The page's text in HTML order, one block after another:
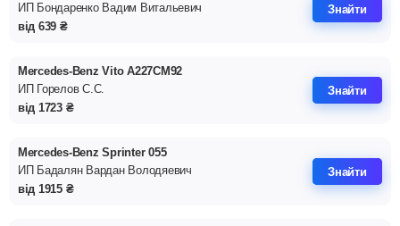
ИП Бондаренко Вадим Витальевич
від 639 ₴
Знайти
Mercedes-Benz Vito А227СМ92
ИП Горелов С.С.
від 1723 ₴
Знайти
Mercedes-Benz Sprinter 055
ИП Бадалян Вардан Володяевич
від 1915 ₴
Знайти